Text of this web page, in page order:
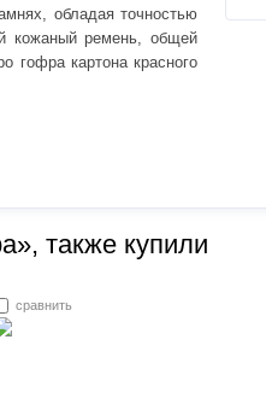
обладая точностью
кожаный ремень, общей
гофра картона красного
также купили
сравнить